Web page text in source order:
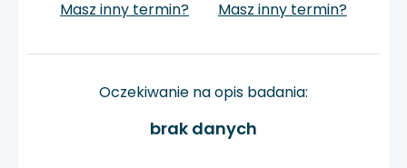
Masz inny termin? Masz inny termin?
Oczekiwanie na opis badania:
brak danych